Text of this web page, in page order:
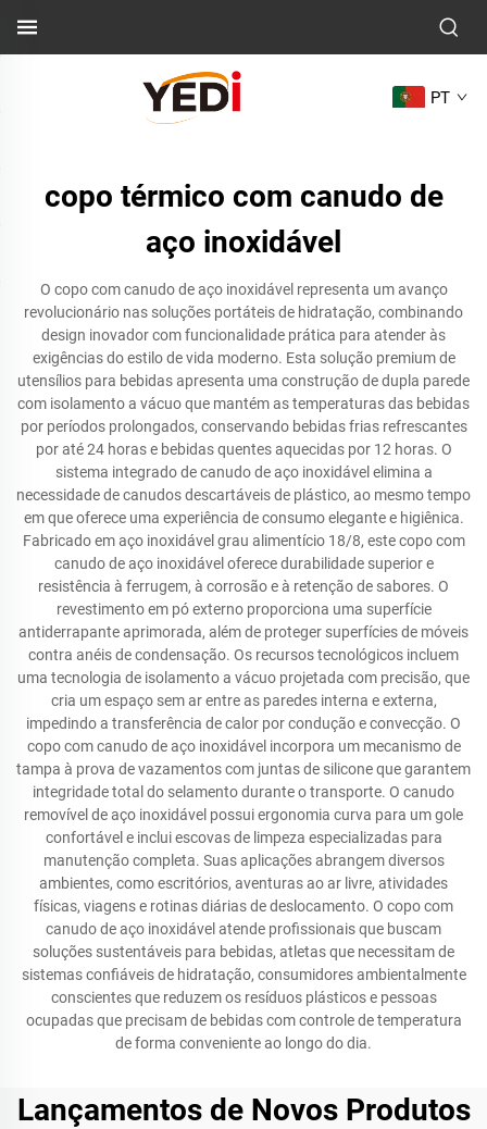
PT
copo térmico com canudo de
aço inoxidável
O copo com canudo de aço inoxidável representa um avanço
revolucionário nas soluções portáteis de hidratação, combinando
design inovador com funcionalidade prática para atender às
exigências do estilo de vida moderno. Esta solução premium de
utensílios para bebidas apresenta uma construção de dupla parede
com isolamento a vácuo que mantém as temperaturas das bebidas
por períodos prolongados, conservando bebidas frias refrescantes
por até 24 horas e bebidas quentes aquecidas por 12 horas. O
sistema integrado de canudo de aço inoxidável elimina a
necessidade de canudos descartáveis de plástico, ao mesmo tempo
em que oferece uma experiência de consumo elegante e higiênica.
Fabricado em aço inoxidável grau alimentício 18/8, este copo com
canudo de aço inoxidável oferece durabilidade superior e
resistência à ferrugem, à corrosão e à retenção de sabores. O
revestimento em pó externo proporciona uma superfície
antiderrapante aprimorada, além de proteger superfícies de móveis
contra anéis de condensação. Os recursos tecnológicos incluem
uma tecnologia de isolamento a vácuo projetada com precisão, que
cria um espaço sem ar entre as paredes interna e externa,
impedindo a transferência de calor por condução e convecção. O
copo com canudo de aço inoxidável incorpora um mecanismo de
tampa à prova de vazamentos com juntas de silicone que garantem
integridade total do selamento durante o transporte. O canudo
removível de aço inoxidável possui ergonomia curva para um gole
confortável e inclui escovas de limpeza especializadas para
manutenção completa. Suas aplicações abrangem diversos
ambientes, como escritórios, aventuras ao ar livre, atividades
físicas, viagens e rotinas diárias de deslocamento. O copo com
canudo de aço inoxidável atende profissionais que buscam
soluções sustentáveis para bebidas, atletas que necessitam de
sistemas confiáveis de hidratação, consumidores ambientalmente
conscientes que reduzem os resíduos plásticos e pessoas
ocupadas que precisam de bebidas com controle de temperatura
de forma conveniente ao longo do dia.
Lançamentos de Novos Produtos